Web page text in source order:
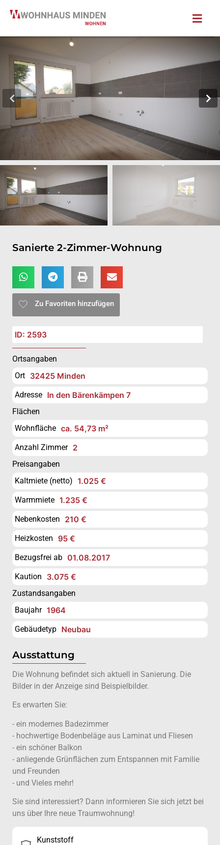
Sanierte 2-Zimmer-Wohnung
Zu Favoriten hinzufügen
ID: 2593
Ortsangaben
Ort 32425 Minden
Adresse In den Bärenkämpen 7
Flächen
Wohnfläche ca. 54,73 m²
Anzahl Zimmer 2
Preisangaben
Kaltmiete (netto) 1.025 €
Warmmiete 1.235 €
Nebenkosten 210 €
Heizkosten 95 €
Bezugsfrei ab 01.08.2017
Kaution 3.075 €
Zustandsangaben
Baujahr 1964
Gebäudetyp Neubau
Ausstattung
Die Wohnung befindet sich aktuell in Sanierung. Die
Bilder in der Anzeige sind Beispielbilder.
Es erwarten Sie:
- ein modernes Badezimmer
- hochwertige Bodenbeläge aus Laminat und Fliesen
- ein schöner Balkon
- anliegende Grünflächen zum Entspannen mit Familie
und Freunden
- und Vieles mehr!
Sie sind interessiert? Dann informieren Sie sich jetzt bei
uns über Ihre neue Traumwohnung!
Kunststoff